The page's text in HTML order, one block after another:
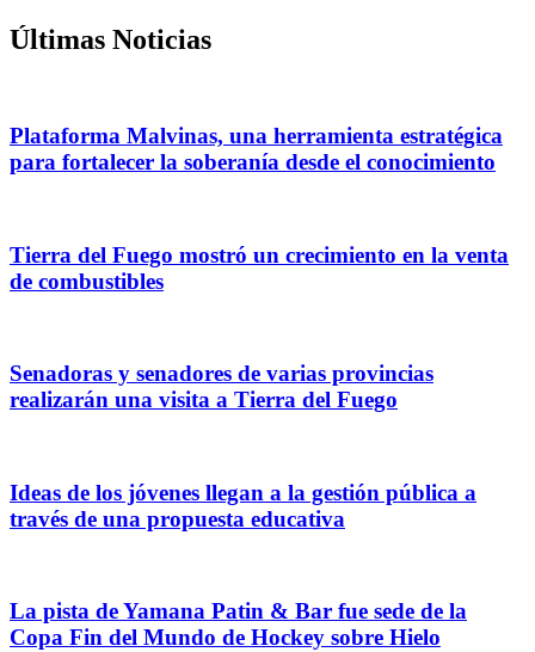
Últimas Noticias
Plataforma Malvinas, una herramienta estratégica
para fortalecer la soberanía desde el conocimiento
Tierra del Fuego mostró un crecimiento en la venta
de combustibles
Senadoras y senadores de varias provincias
realizarán una visita a Tierra del Fuego
Ideas de los jóvenes llegan a la gestión pública a
través de una propuesta educativa
La pista de Yamana Patin & Bar fue sede de la
Copa Fin del Mundo de Hockey sobre Hielo